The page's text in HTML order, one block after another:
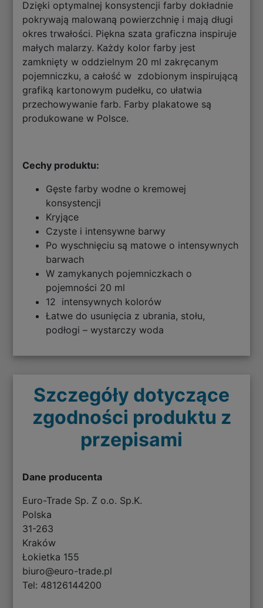
Dzięki optymalnej konsystencji farby dokładnie
pokrywają malowaną powierzchnię i mają długi
okres trwałości. Piękna szata graficzna inspiruje
małych malarzy. Każdy kolor farby jest
zamknięty w oddzielnym 20 ml zakręcanym
pojemniczku, a całość w zdobionym inspirującą
grafiką kartonowym pudełku, co ułatwia
przechowywanie farb. Farby plakatowe są
produkowane w Polsce.
Cechy produktu:
Gęste farby wodne o kremowej
konsystencji
Kryjące
Czyste i intensywne barwy
Po wyschnięciu są matowe o intensywnych
barwach
W zamykanych pojemniczkach o
pojemności 20 ml
12 intensywnych kolorów
Łatwe do usunięcia z ubrania, stołu,
podłogi – wystarczy woda
Szczegóły dotyczące
zgodności produktu z
przepisami
Dane producenta
Euro-Trade Sp. Z o.o. Sp.K.
Polska
31-263
Kraków
Łokietka 155
biuro@euro-trade.pl
Tel: 48126144200